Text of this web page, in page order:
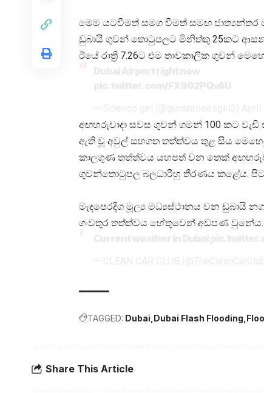
මෙම යටවීමත් සමග වීමත් සමඟ
ඩුබායි ගුවන් තොටුපලට මිනිත්තු 25කට
ඊයේ රාත්‍රි 7.26ට එම තාවකාලික ගුවන්
අඟහරුවාදා සවස ගුවන් ගමන් 100 කට
ඇති වූ අවුල් සහගත තත්ත්වය තුළ සිය
කාලගුණ තත්ත්වය යහපත් වන තෙක්
ගුවන්තොටුපල බලධාරීහු තීරණය කළේය.
මැදපෙරදිග මූල්‍ය මධ්‍යස්ථානය වන ඩුබායි
ගංවතුර තත්ත්වය හේතුවෙන් අඩපණ වුනේය.
TAGGED: Dubai Dubai Flash Flooding
Share This Article